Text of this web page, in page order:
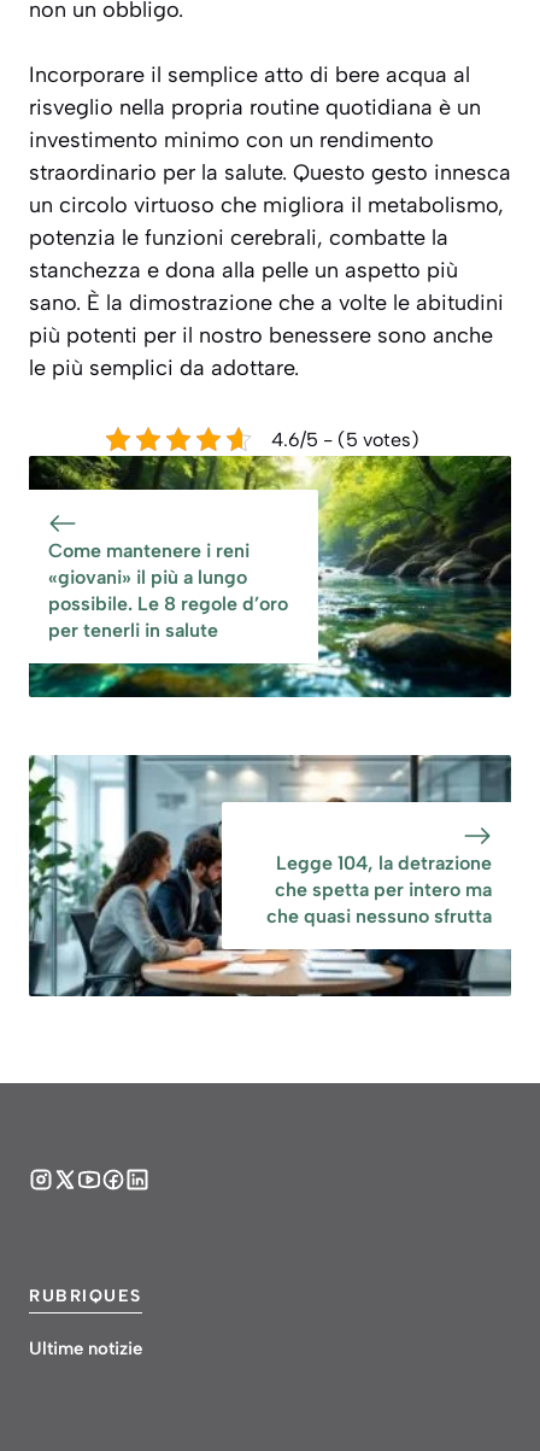
non un obbligo.
Incorporare il semplice atto di bere acqua al
risveglio nella propria routine quotidiana è un
investimento minimo con un rendimento
straordinario per la salute. Questo gesto innesca
un circolo virtuoso che migliora il metabolismo,
potenzia le funzioni cerebrali, combatte la
stanchezza e dona alla pelle un aspetto più
sano. È la dimostrazione che a volte le abitudini
più potenti per il nostro benessere sono anche
le più semplici da adottare.
4.6/5 - (5 votes)
Come mantenere i reni
«giovani» il più a lungo
possibile. Le 8 regole d’oro
per tenerli in salute
Legge 104, la detrazione
che spetta per intero ma
che quasi nessuno sfrutta
RUBRIQUES
Ultime notizie